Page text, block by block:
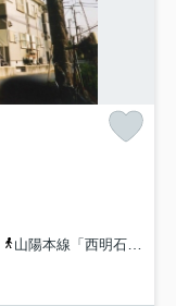
山陽本線「西明石」駅 バス5分 神姫バス「東松江（バス）」 停歩3分